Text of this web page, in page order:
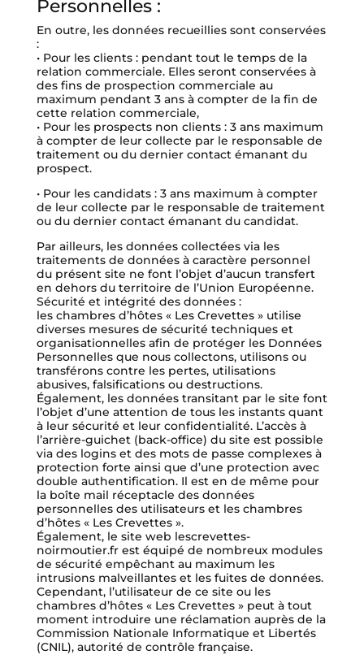
Personnelles :
En outre, les données recueillies sont conservées
:
• Pour les clients : pendant tout le temps de la
relation commerciale. Elles seront conservées à
des fins de prospection commerciale au
maximum pendant 3 ans à compter de la fin de
cette relation commerciale,
• Pour les prospects non clients : 3 ans maximum
à compter de leur collecte par le responsable de
traitement ou du dernier contact émanant du
prospect.
• Pour les candidats : 3 ans maximum à compter
de leur collecte par le responsable de traitement
ou du dernier contact émanant du candidat.
Par ailleurs, les données collectées via les
traitements de données à caractère personnel
du présent site ne font l’objet d’aucun transfert
en dehors du territoire de l’Union Européenne.
Sécurité et intégrité des données :
les chambres d’hôtes « Les Crevettes » utilise
diverses mesures de sécurité techniques et
organisationnelles afin de protéger les Données
Personnelles que nous collectons, utilisons ou
transférons contre les pertes, utilisations
abusives, falsifications ou destructions.
Également, les données transitant par le site font
l’objet d’une attention de tous les instants quant
à leur sécurité et leur confidentialité. L’accès à
l’arrière-guichet (back-office) du site est possible
via des logins et des mots de passe complexes à
protection forte ainsi que d’une protection avec
double authentification. Il est en de même pour
la boîte mail réceptacle des données
personnelles des utilisateurs et les chambres
d’hôtes « Les Crevettes ».
Également, le site web lescrevettes-
noirmoutier.fr est équipé de nombreux modules
de sécurité empêchant au maximum les
intrusions malveillantes et les fuites de données.
Cependant, l’utilisateur de ce site ou les
chambres d’hôtes « Les Crevettes » peut à tout
moment introduire une réclamation auprès de la
Commission Nationale Informatique et Libertés
(CNIL), autorité de contrôle française.